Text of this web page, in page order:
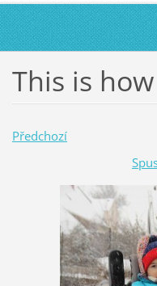
This is
Předchozí